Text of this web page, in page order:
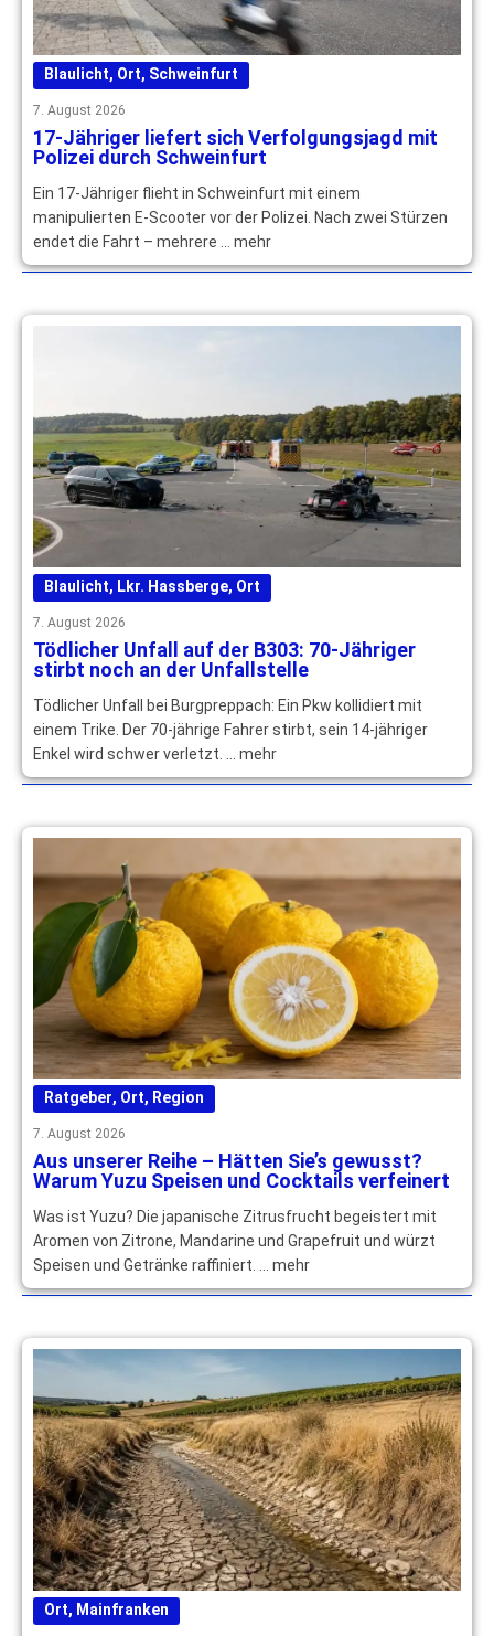
Blaulicht, Ort, Schweinfurt
7. August 2026
17-Jähriger liefert sich Verfolgungsjagd mit
Polizei durch Schweinfurt
Ein 17-Jähriger flieht in Schweinfurt mit einem
manipulierten E-Scooter vor der Polizei. Nach zwei Stürzen
endet die Fahrt – mehrere … mehr
Blaulicht, Lkr. Hassberge, Ort
7. August 2026
Tödlicher Unfall auf der B303: 70-Jähriger
stirbt noch an der Unfallstelle
Tödlicher Unfall bei Burgpreppach: Ein Pkw kollidiert mit
einem Trike. Der 70-jährige Fahrer stirbt, sein 14-jähriger
Enkel wird schwer verletzt. … mehr
Ratgeber, Ort, Region
7. August 2026
Aus unserer Reihe – Hätten Sie’s gewusst?
Warum Yuzu Speisen und Cocktails verfeinert
Was ist Yuzu? Die japanische Zitrusfrucht begeistert mit
Aromen von Zitrone, Mandarine und Grapefruit und würzt
Speisen und Getränke raffiniert. … mehr
Ort, Mainfranken